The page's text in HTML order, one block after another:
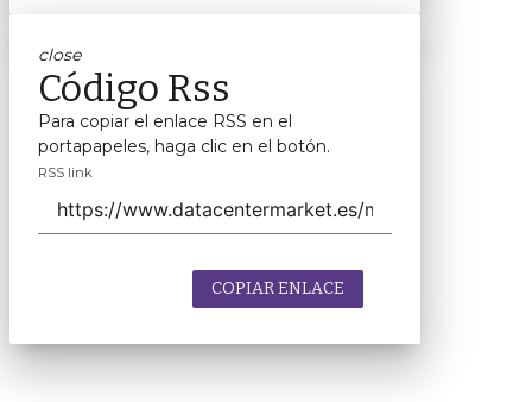
close
Código Rss
Para copiar el enlace RSS en el
portapapeles, haga clic en el botón.
RSS link
COPIAR ENLACE